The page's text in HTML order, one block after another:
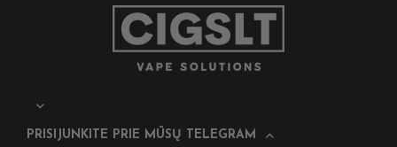
PRISIJUNKITE PRIE MŪSŲ TELEGRAM